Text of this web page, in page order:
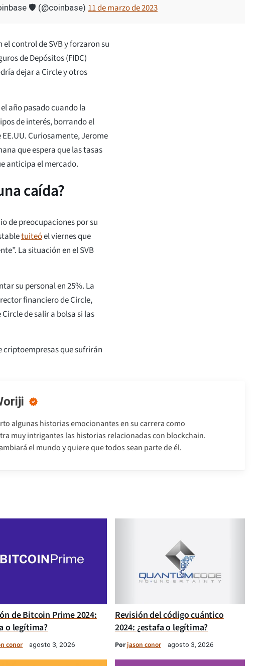
🛡️ (@coinbase) 11 de marzo de 2023
control de SVB y forzaron su
de Depósitos (FIDC)
dejar a Circle y otros
año pasado cuando la
de interés, borrando el
Curiosamente, Jerome
que espera que las tasas
anticipa el mercado.
caída?
de preocupaciones por su
tuiteóel viernes que
La situación en el SVB
su personal en 25%. La
financiero de Circle,
de salir a bolsa si las
criptoempresas que sufrirán
algunas historias emocionantes en su carrera como
muy intrigantes las historias relacionadas con blockchain.
el mundo y quiere que todos sean parte de él.
de Bitcoin Prime 2024:
o legítima?
conor agosto 3, 2026
Revisión del código cuántico
2024: ¿estafa o legítima?
Porjason conor agosto 3, 2026